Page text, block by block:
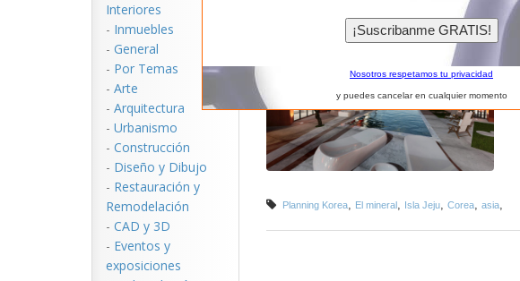
Interiores
- Inmuebles
- General
- Por Temas
- Arte
- Arquitectura
- Urbanismo
- Construcción
- Diseño y Dibujo
- Restauración y
Remodelación
- CAD y 3D
- Eventos y
exposiciones
Planning Korea, El mineral, Isla Jeju, Corea, asia,
Nosotros respetamos tu privacidad
y puedes cancelar en cualquier momento